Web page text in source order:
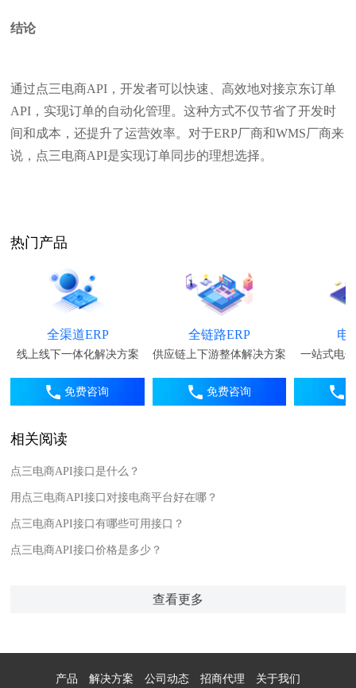
结论
通过点三电商API，开发者可以快速、高效地对接京东订单
API，实现订单的自动化管理。这种方式不仅节省了开发时
间和成本，还提升了运营效率。对于ERP厂商和WMS厂商来
说，点三电商API是实现订单同步的理想选择。
热门产品
全渠道ERP
线上线下一体化解决方案
免费咨询
全链路ERP
供应链上下游整体解决方案
免费咨询
电
一站式电
相关阅读
点三电商API接口是什么？
用点三电商API接口对接电商平台好在哪？
点三电商API接口有哪些可用接口？
点三电商API接口价格是多少？
查看更多
产品 解决方案 公司动态 招商代理 关于我们